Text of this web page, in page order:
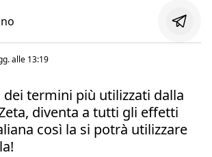
alle 13:19
dei termini più utilizzati dalla
diventa a tutti gli effetti
così la si potrà utilizzare